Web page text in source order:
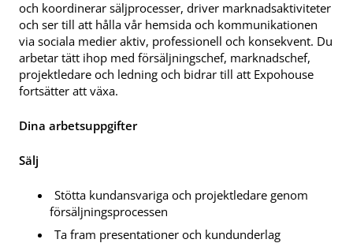
och koordinerar säljprocesser, driver marknadsaktiviteter
och ser till att hålla vår hemsida och kommunikationen
via sociala medier aktiv, professionell och konsekvent. Du
arbetar tätt ihop med försäljningschef, marknadschef,
projektledare och ledning och bidrar till att Expohouse
fortsätter att växa.
Dina arbetsuppgifter
Sälj
Stötta kundansvariga och projektledare genom
försäljningsprocessen
Ta fram presentationer och kundunderlag